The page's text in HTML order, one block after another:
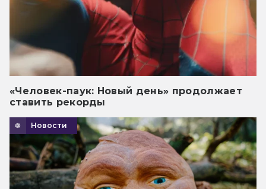
«Человек-паук: Новый день» продолжает
ставить рекорды
Новости